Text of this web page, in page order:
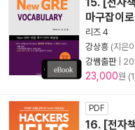
마구잡이
리즈 4
강상흥 (지은
강쌤출판|
23,000원
PDF
16. [전자